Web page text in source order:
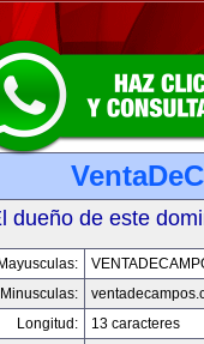
dueño de este
Mayusculas:
Minusculas:
Longitud:
13 caracteres